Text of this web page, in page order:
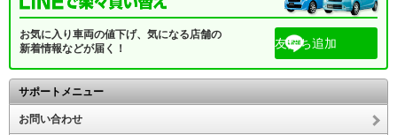
お気に入り車両の値下げ、気になる店舗の
新着情報などが届く！
友だち追加
サポートメニュー
お問い合わせ